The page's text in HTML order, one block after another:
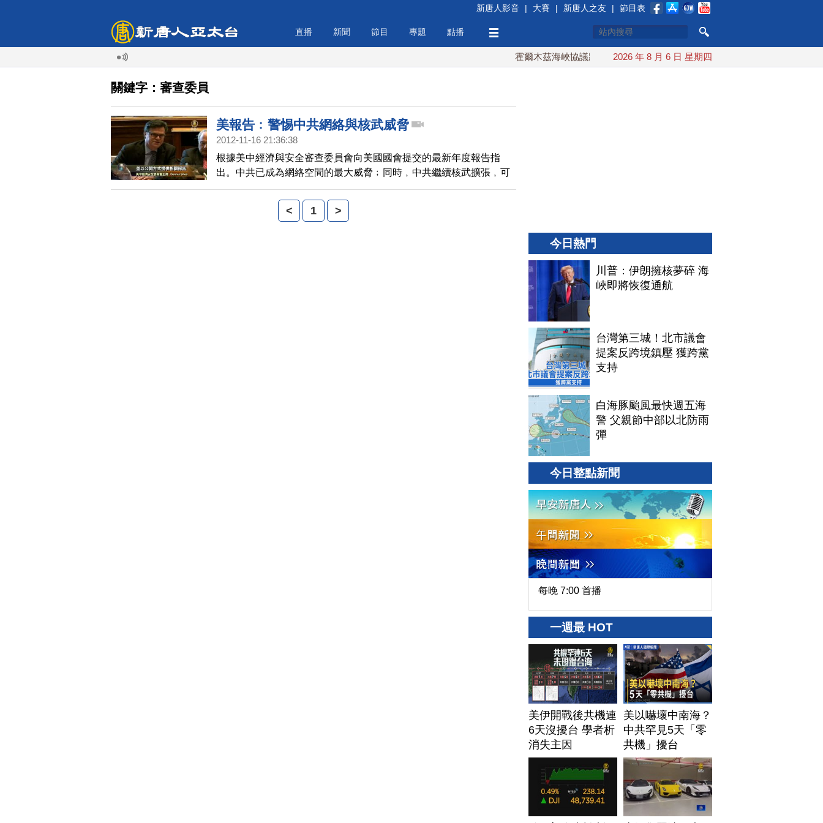
新唐人影音 | 大賽 | 新唐人之友 | 節目表
直播 新聞 節目 專題 點播
霍爾木茲海峽協議將達成？伊朗傳不收通行費 配合漢光 總統賴清德親登
2026 年 8 月 6 日 星期四
關鍵字：審查委員
美報告﹕警惕中共網絡與核武威脅
2012-11-16 21:36:38
根據美中經濟與安全審查委員會向美國國會提交的最新年度報告指
出。中共已成為網絡空間的最大威脅﹔同時﹐中共繼續核武擴張﹐可
能在未來兩年內﹐部署潛艦發射的核武器。
< 1 >
今日熱門
川普：伊朗擁核夢碎 海
峽即將恢復通航
台灣第三城！北市議會
提案反跨境鎮壓 獲跨黨
支持
白海豚颱風最快週五海
警 父親節中部以北防雨
彈
今日整點新聞
每晚 7:00 首播
一週最 HOT
美伊開戰後共機連
6天沒擾台 學者析
消失主因
美以嚇壞中南海？
中共罕見5天「零
共機」擾台